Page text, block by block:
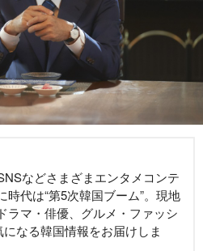
などさまざまエンタメコンテ
時代は“第5次韓国ブーム”。現地
ラマ・俳優、グルメ・ファッシ
なる韓国情報をお届けしま